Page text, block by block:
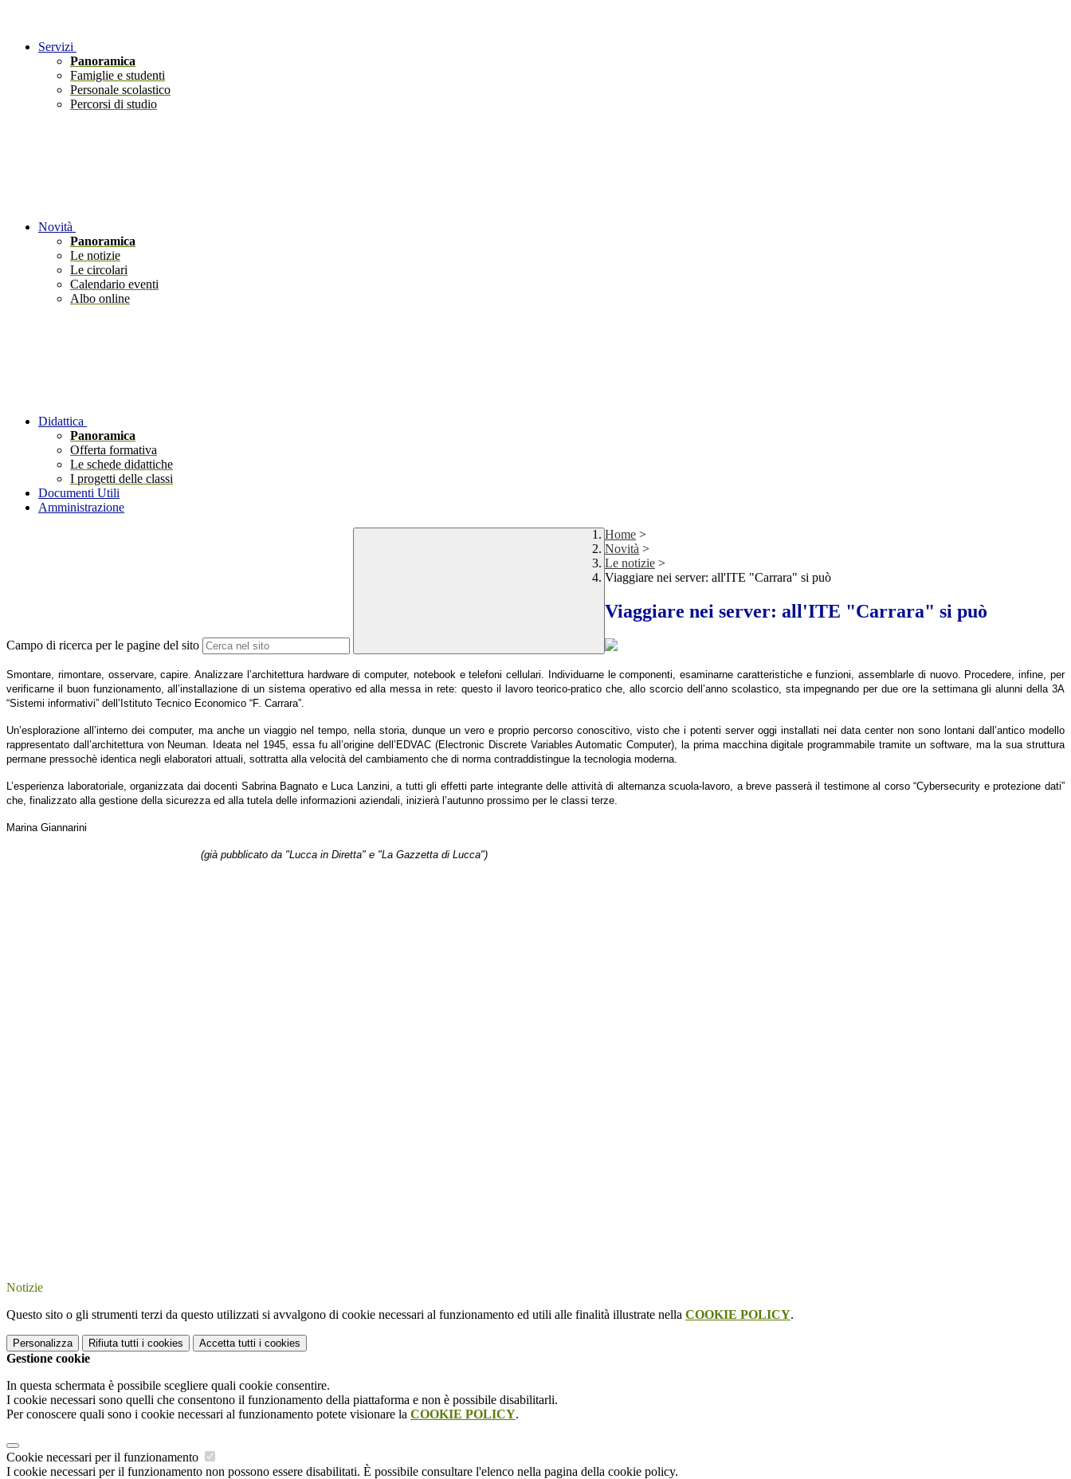
Servizi
Panoramica
Famiglie e studenti
Personale scolastico
Percorsi di studio
Novità
Panoramica
Le notizie
Le circolari
Calendario eventi
Albo online
Didattica
Panoramica
Offerta formativa
Le schede didattiche
I progetti delle classi
Documenti Utili
Amministrazione
Campo di ricerca per le pagine del sito
Home >
Novità >
Le notizie >
Viaggiare nei server: all'ITE "Carrara" si può
Viaggiare nei server: all'ITE "Carrara" si può
Smontare, rimontare, osservare, capire. Analizzare l’architettura hardware di computer, notebook e telefoni cellulari. Individuarne le componenti, esaminarne caratteristiche e funzioni, assemblarle di nuovo. Procedere, infine, per
verificarne il buon funzionamento, all’installazione di un sistema operativo ed alla messa in rete: questo il lavoro teorico-pratico che, allo scorcio dell’anno scolastico, sta impegnando per due ore la settimana gli alunni della 3A
“Sistemi informativi” dell’Istituto Tecnico Economico “F. Carrara”.
Un’esplorazione all’interno dei computer, ma anche un viaggio nel tempo, nella storia, dunque un vero e proprio percorso conoscitivo, visto che i potenti server oggi installati nei data center non sono lontani dall’antico modello
rappresentato dall’architettura von Neuman. Ideata nel 1945, essa fu all’origine dell’EDVAC (Electronic Discrete Variables Automatic Computer), la prima macchina digitale programmabile tramite un software, ma la sua struttura
permane pressochè identica negli elaboratori attuali, sottratta alla velocità del cambiamento che di norma contraddistingue la tecnologia moderna.
L’esperienza laboratoriale, organizzata dai docenti Sabrina Bagnato e Luca Lanzini, a tutti gli effetti parte integrante delle attività di alternanza scuola-lavoro, a breve passerà il testimone al corso “Cybersecurity e protezione dati”
che, finalizzato alla gestione della sicurezza ed alla tutela delle informazioni aziendali, inizierà l’autunno prossimo per le classi terze.
Marina Giannarini
(già pubblicato da "Lucca in Diretta" e "La Gazzetta di Lucca")
Notizie
Questo sito o gli strumenti terzi da questo utilizzati si avvalgono di cookie necessari al funzionamento ed utili alle finalità illustrate nella COOKIE POLICY.
Personalizza Rifiuta tutti i cookies Accetta tutti i cookies
Gestione cookie
In questa schermata è possibile scegliere quali cookie consentire.
I cookie necessari sono quelli che consentono il funzionamento della piattaforma e non è possibile disabilitarli.
Per conoscere quali sono i cookie necessari al funzionamento potete visionare la COOKIE POLICY.
Cookie necessari per il funzionamento
I cookie necessari per il funzionamento non possono essere disabilitati. È possibile consultare l'elenco nella pagina della cookie policy.